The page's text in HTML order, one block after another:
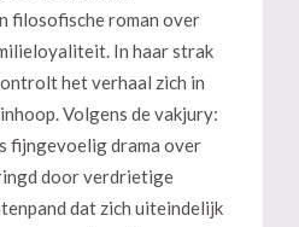
filosofische roman over
In haar strak
het verhaal zich in
Volgens de vakjury:
fijngevoelig drama over
door verdrietige
dat zich uiteindelijk